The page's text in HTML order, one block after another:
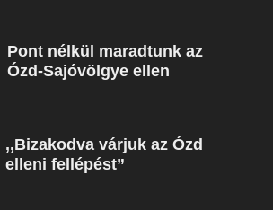
Pont nélkül maradtunk az
Ózd-Sajóvölgye ellen
,,Bizakodva várjuk az Ózd
elleni fellépést”